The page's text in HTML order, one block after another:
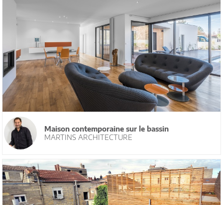
Maison contemporaine sur le bassin
MARTINS ARCHITECTURE